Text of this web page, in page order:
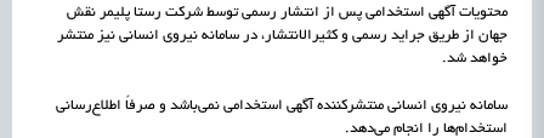
محتویات آگهی استخدامی پس از انتشار رسمی توسط شرکت رستا پلیمر نقش
جهان از طریق جراید رسمی و کثیرالانتشار، در سامانه نیروی انسانی نیز منتشر
خواهد شد.
سامانه نیروی انسانی منتشرکننده آگهی استخدامی نمی‌باشد و صرفاً اطلاع‌رسانی
استخدام‌ها را انجام می‌دهد.